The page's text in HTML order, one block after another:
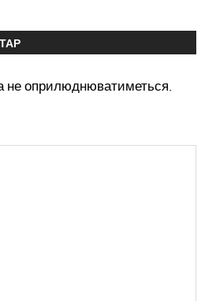
не оприлюднюватиметься.